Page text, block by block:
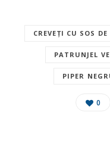
CREVEȚI CU SOS
PATRUNJEL
PIPER
0